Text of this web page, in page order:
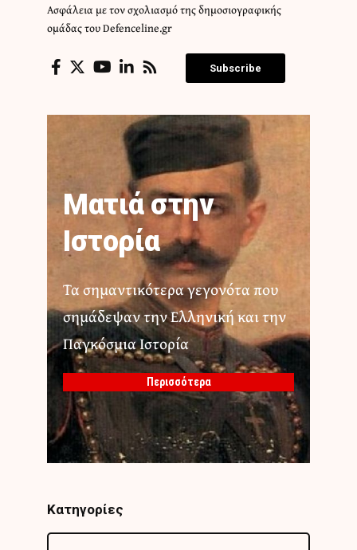
Ασφάλεια με τον σχολιασμό της δημοσιογραφικής
ομάδας του Defenceline.gr
Subscribe
Ματιά στην
Ιστορία
Τα σημαντικότερα γεγονότα που
σημάδεψαν την Ελληνική και την
Παγκόσμια Ιστορία
Περισσότερα
Κατηγορίες